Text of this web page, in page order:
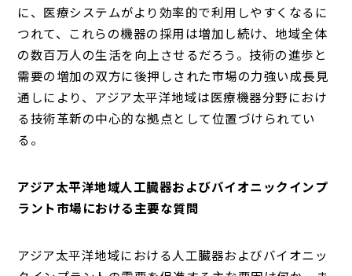
に、医療システムがより効率的で利用しやすくなるに
つれて、これらの機器の採用は増加し続け、地域全体
の数百万人の生活を向上させるだろう。技術の進歩と
需要の増加の双方に後押しされた市場の力強い成長見
通しにより、アジア太平洋地域は医療機器分野におけ
る技術革新の中心的な拠点として位置づけられてい
る。
アジア太平洋地域人工臓器およびバイオニックインプ
ラント市場における主要な質問
アジア太平洋地域における人工臓器およびバイオニッ